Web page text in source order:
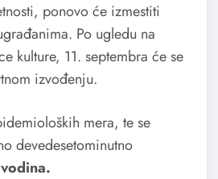
ponovo će izmestiti
Po ugledu na
kulture, 11. septembra će se
izvođenju.
mera, te se
devedesetominutno